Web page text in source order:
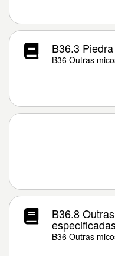
B36.3
B36 Outras
B36.8
B36 Outras